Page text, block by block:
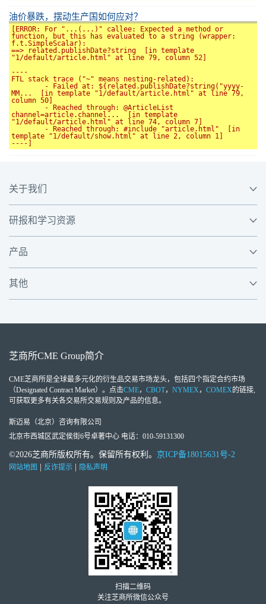
油价暴跌，摆动生产国如何应对？
[ERROR: For "...(...)" callee: Expected a method or
function, but this has evaluated to a string (wrapper:
f.t.SimpleScalar):
==> related.publishDate?string  [in template
"1/default/article.html" at line 79, column 52]
----
FTL stack trace ("~" means nesting-related):
MM...  [in template "1/default/article.html" at line 79,
column 50]
channel=article.channel...  [in template
"1/default/article.html" at line 74, column 7]
template "1/default/show.html" at line 2, column 1]
关于我们
研报和学习资源
产品
其他
芝商所CME Group简介
CME芝商所是全球最多元化的衍生品交易市场龙头，包括四个指定合约市场
（Designated Contract Market）。点击CME， CBOT， NYMEX ， COMEX的链接,
可获取更多有关各交易所交易规则及产品的信息。
斯迈易（北京）咨询有限公司
北京市西城区武定侯街6号卓著中心 电话：010-59131300
©2026芝商所版权所有。保留所有权利。 京ICP备18015631号-2
网站地图 | 反诈提示 | 隐私声明
扫描二维码
关注芝商所微信公众号